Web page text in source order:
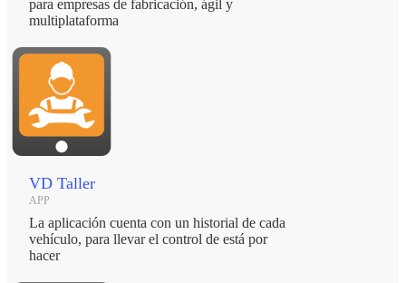
para empresas de fabricación, ágil y
multiplataforma
VD Taller
APP
La aplicación cuenta con un historial de cada
vehículo, para llevar el control de está por
hacer